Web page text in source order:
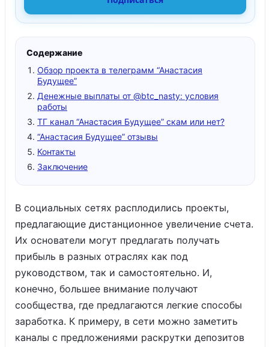
Содержание
Обзор проекта в телеграмм “Анастасия
Будущее”
Денежные выплаты от @btc_nasty: условия
работы
ТГ канал “Анастасия Будущее” скам или нет?
“Анастасия Будущее” отзывы
Контакты
Заключение
В социальных сетях расплодились проекты,
предлагающие дистанционное увеличение счета.
Их основатели могут предлагать получать
прибыль в разных отраслях как под
руководством, так и самостоятельно. И,
конечно, большее внимание получают
сообщества, где предлагаются легкие способы
заработка. К примеру, в сети можно заметить
каналы с предложениями раскрутки депозитов